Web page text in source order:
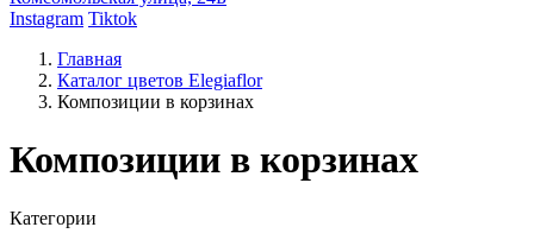
Instagram Tiktok
Главная
Каталог цветов Elegiaflor
Композиции в корзинах
Композиции в корзинах
Категории